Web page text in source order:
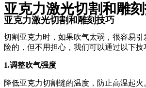
亚克力激光切割和雕
亚克力激光切割和雕刻技巧
切割亚克力时，如果吹气太弱，很容易
险的，但不用担心，我们可以通过以下技
1.调整吹气强度
降低亚克力切割缝的温度，防止高温起火